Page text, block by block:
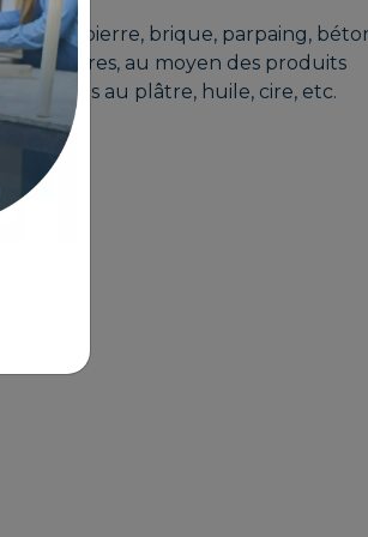
: pierre, brique, parpaing,
autres, au moyen des produits
enduits au plâtre, huile, cire, etc.